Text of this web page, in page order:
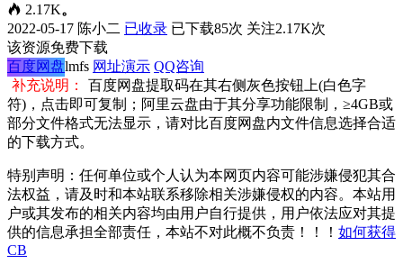
2.17K。
2022-05-17 陈小二 已收录 已下载85次 关注2.17K次
该资源免费下载
百度网盘lmfs 网址演示 QQ咨询
补充说明：
百度网盘提取码在其右侧灰色按钮上(白色字
符)，点击即可复制；阿里云盘由于其分享功能限制，≥4GB或
部分文件格式无法显示，请对比百度网盘内文件信息选择合适
的下载方式。
特别声明：任何单位或个人认为本网页内容可能涉嫌侵犯其合
法权益，请及时和本站联系移除相关涉嫌侵权的内容。本站用
户或其发布的相关内容均由用户自行提供，用户依法应对其提
供的信息承担全部责任，本站不对此概不负责！！！ 如何获得
CB